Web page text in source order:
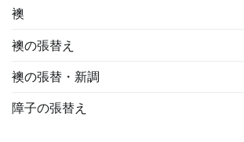
襖
襖の張替え
襖の張替・新調
障子の張替え